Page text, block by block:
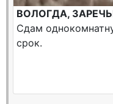
ВОЛОГДА,
Сдам
срок.